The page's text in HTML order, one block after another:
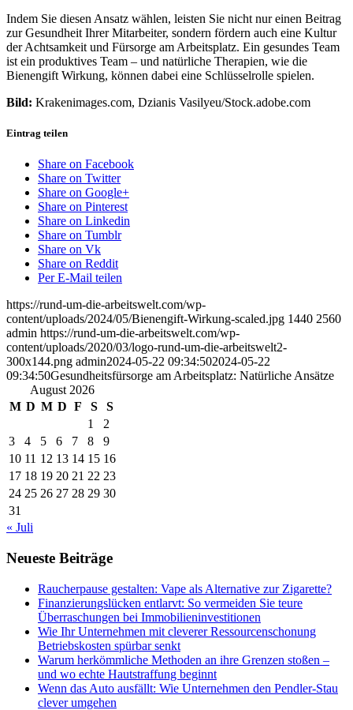
Indem Sie diesen Ansatz wählen, leisten Sie nicht nur einen Beitrag
zur Gesundheit Ihrer Mitarbeiter, sondern fördern auch eine Kultur
der Achtsamkeit und Fürsorge am Arbeitsplatz. Ein gesundes Team
ist ein produktives Team – und natürliche Therapien, wie die
Bienengift Wirkung, können dabei eine Schlüsselrolle spielen.
Bild: Krakenimages.com, Dzianis Vasilyeu/Stock.adobe.com
Eintrag teilen
Share on Facebook
Share on Twitter
Share on Google+
Share on Pinterest
Share on Linkedin
Share on Tumblr
Share on Vk
Share on Reddit
Per E-Mail teilen
https://rund-um-die-arbeitswelt.com/wp-
content/uploads/2024/05/Bienengift-Wirkung-scaled.jpg 1440 2560
admin https://rund-um-die-arbeitswelt.com/wp-
content/uploads/2020/03/logo-rund-um-die-arbeitswelt2-
300x144.png admin2024-05-22 09:34:502024-05-22
09:34:50Gesundheitsfürsorge am Arbeitsplatz: Natürliche Ansätze
August 2026
M D M D F S
S
1
2
3
4 5 6 7 8
9
10 11 12 13 14 15 16
17 18 19 20 21 22 23
24 25 26 27 28 29 30
31
« Juli
Neueste Beiträge
Raucherpause gestalten: Vape als Alternative zur Zigarette?
Finanzierungslücken entlarvt: So vermeiden Sie teure
Überraschungen bei Immobilieninvestitionen
Wie Ihr Unternehmen mit cleverer Ressourcenschonung
Betriebskosten spürbar senkt
Warum herkömmliche Methoden an ihre Grenzen stoßen –
und wo echte Hautstraffung beginnt
Wenn das Auto ausfällt: Wie Unternehmen den Pendler-Stau
clever umgehen